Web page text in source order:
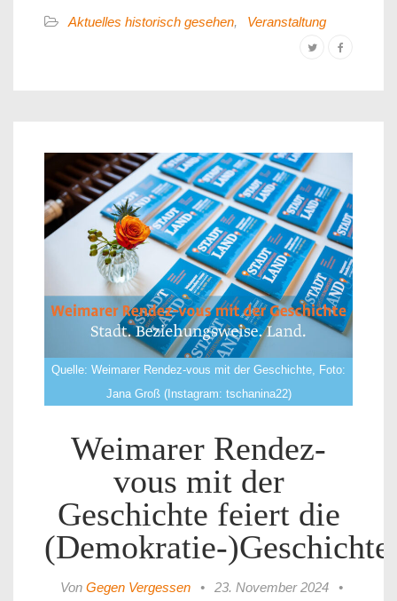
Aktuelles historisch gesehen, Veranstaltung
Quelle: Weimarer Rendez-vous mit der Geschichte, Foto:
Jana Groß (Instagram: tschanina22)
Weimarer Rendez-
vous mit der
Geschichte feiert die
(Demokratie-)Geschichte
Von Gegen Vergessen • 23. November 2024
•